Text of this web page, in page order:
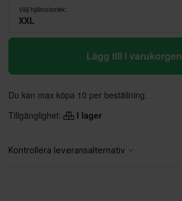
Välj hjälmstorlek:
XXL
Lägg till i varukorgen
Du kan max köpa 10 per beställning.
Tillgänglighet:
I lager